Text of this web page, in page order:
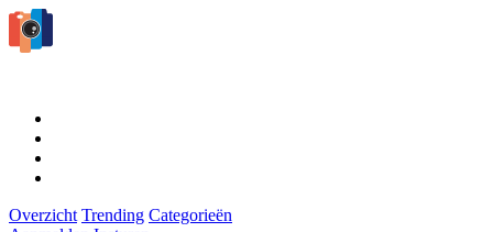
Overzicht Trending Categorieën